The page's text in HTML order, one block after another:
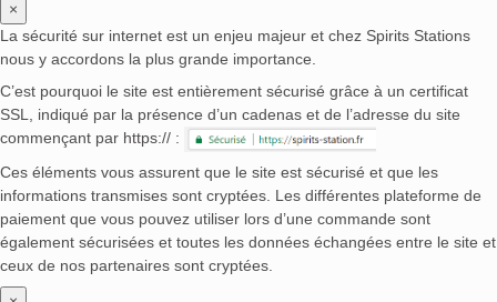
×
La sécurité sur internet est un enjeu majeur et chez Spirits Stations
nous y accordons la plus grande importance.
C’est pourquoi le site est entièrement sécurisé grâce à un certificat
SSL, indiqué par la présence d’un cadenas et de l’adresse du site
commençant par https:// :
Ces éléments vous assurent que le site est sécurisé et que les
informations transmises sont cryptées. Les différentes plateforme de
paiement que vous pouvez utiliser lors d’une commande sont
également sécurisées et toutes les données échangées entre le site et
ceux de nos partenaires sont cryptées.